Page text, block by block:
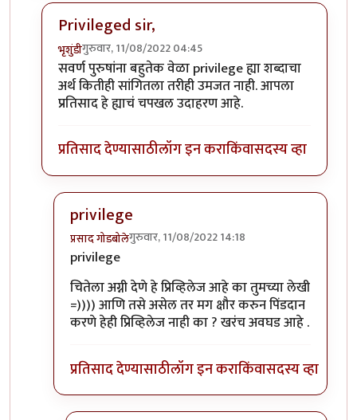
Privileged sir,
भृशुंडीगुरुवार, 11/08/2022 04:45
In reply toउगाचचbyप्रसाद गोडबोले
सवर्ण पुरुषांना बहुतेक वेळा privilege ह्या शब्दाचा
अर्थ कितीही सांगितला तरीही उमजत नाही. आपला
प्रतिसाद हे ह्याचं चपखल उदाहरण आहे.
प्रतिसाद देण्यासाठीलॉग इन कराकिंवासदस्य व्हा
privilege
प्रसाद गोडबोलेगुरुवार, 11/08/2022 14:18
In reply to
privilege
चितेला अग्नी देणे हे प्रिव्हिलेज आहे का तुमच्या लेखी
=)))) आणि तसे असेल तर मग क्षौर करुन पिंडदान
करणे हेही प्रिव्हिलेज नाही का ? खरंच अवघड आहे .
प्रतिसाद देण्यासाठीलॉग इन कराकिंवासदस्य व्हा